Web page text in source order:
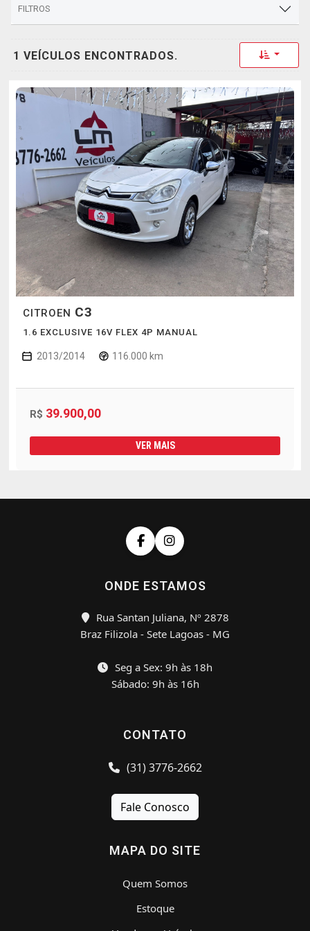
FILTROS
1 VEÍCULOS ENCONTRADOS. Toggle
CITROEN C3
1.6 EXCLUSIVE 16V FLEX 4P MANUAL
2013/2014 116.000 km
R$ 39.900,00
VER MAIS
ONDE ESTAMOS
Rua Santan Juliana, Nº 2878
Braz Filizola - Sete Lagoas - MG
Seg a Sex: 9h às 18h
Sábado: 9h às 16h
CONTATO
(31) 3776-2662
Fale Conosco
MAPA DO SITE
Quem Somos
Estoque